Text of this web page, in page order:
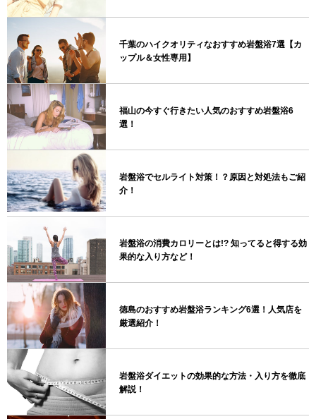
千葉のハイクオリティなおすすめ岩盤浴7選【カ
ップル＆女性専用】
福山の今すぐ行きたい人気のおすすめ岩盤浴6
選！
岩盤浴でセルライト対策！？原因と対処法もご紹
介！
岩盤浴の消費カロリーとは!? 知ってると得する効
果的な入り方など！
徳島のおすすめ岩盤浴ランキング6選！人気店を
厳選紹介！
岩盤浴ダイエットの効果的な方法・入り方を徹底
解説！